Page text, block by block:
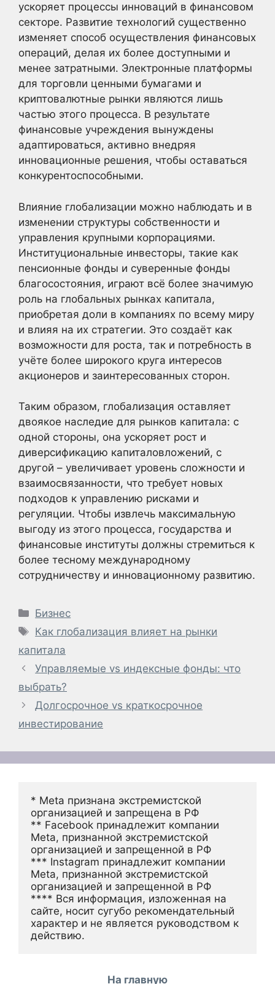
ускоряет процессы инноваций в финансовом
секторе. Развитие технологий существенно
изменяет способ осуществления финансовых
операций, делая их более доступными и
менее затратными. Электронные платформы
для торговли ценными бумагами и
криптовалютные рынки являются лишь
частью этого процесса. В результате
финансовые учреждения вынуждены
адаптироваться, активно внедряя
инновационные решения, чтобы оставаться
конкурентоспособными.
Влияние глобализации можно наблюдать и в
изменении структуры собственности и
управления крупными корпорациями.
Институциональные инвесторы, такие как
пенсионные фонды и суверенные фонды
благосостояния, играют всё более значимую
роль на глобальных рынках капитала,
приобретая доли в компаниях по всему миру
и влияя на их стратегии. Это создаёт как
возможности для роста, так и потребность в
учёте более широкого круга интересов
акционеров и заинтересованных сторон.
Таким образом, глобализация оставляет
двоякое наследие для рынков капитала: с
одной стороны, она ускоряет рост и
диверсификацию капиталовложений, с
другой – увеличивает уровень сложности и
взаимосвязанности, что требует новых
подходов к управлению рисками и
регуляции. Чтобы извлечь максимальную
выгоду из этого процесса, государства и
финансовые институты должны стремиться к
более тесному международному
сотрудничеству и инновационному развитию.
Рубрики
Бизнес
Метки
Как глобализация влияет на рынки
капитала
Управляемые vs индексные фонды: что
выбрать?
Долгосрочное vs краткосрочное
инвестирование
* Meta признана экстремистской
организацией и запрещена в РФ
** Facebook принадлежит компании
Meta, признанной экстремистской
организацией и запрещенной в РФ
*** Instagram принадлежит компании
Meta, признанной экстремистской
организацией и запрещенной в РФ
**** Вся информация, изложенная на
сайте, носит сугубо рекомендательный
характер и не является руководством к
действию.
На главную